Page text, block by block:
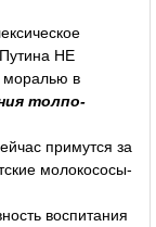
НЕ
моралью в
толпо-
примутся за
молокососы-
воспитания